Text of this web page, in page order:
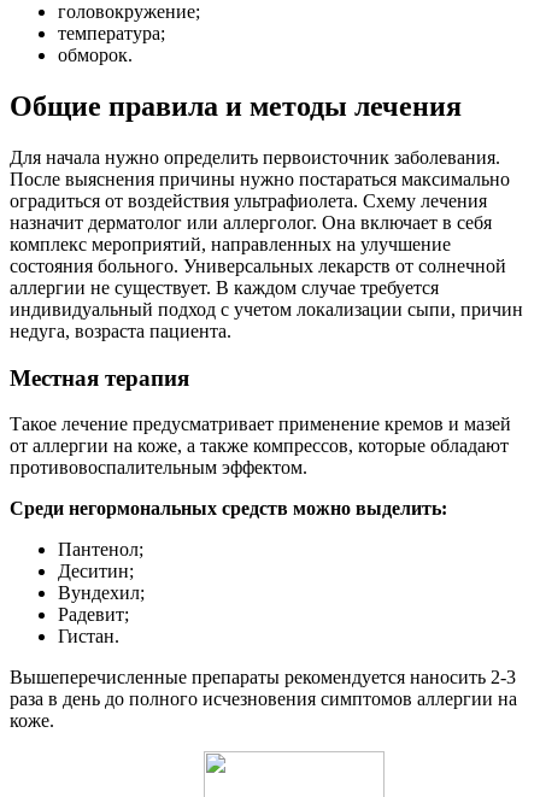
головокружение;
температура;
обморок.
Общие правила и методы лечения
Для начала нужно определить первоисточник заболевания.
После выяснения причины нужно постараться максимально
оградиться от воздействия ультрафиолета. Схему лечения
назначит дерматолог или аллерголог. Она включает в себя
комплекс мероприятий, направленных на улучшение
состояния больного. Универсальных лекарств от солнечной
аллергии не существует. В каждом случае требуется
индивидуальный подход с учетом локализации сыпи, причин
недуга, возраста пациента.
Местная терапия
Такое лечение предусматривает применение кремов и мазей
от аллергии на коже, а также компрессов, которые обладают
противовоспалительным эффектом.
Среди негормональных средств можно выделить:
Пантенол;
Деситин;
Вундехил;
Радевит;
Гистан.
Вышеперечисленные препараты рекомендуется наносить 2-3
раза в день до полного исчезновения симптомов аллергии на
коже.